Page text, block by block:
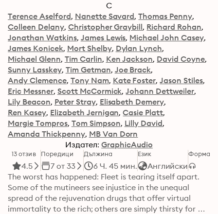
С
Terence Aselford Nanette Savard Thomas Penny
Colleen Delany Christopher Graybill Richard Rohan
Jonathan Watkins James Lewis Michael John Casey
James Konicek Mort Shelby Dylan Lynch
Michael Glenn Tim Carlin Ken Jackson David Coyne
Sunny Lasskey Tim Getman Joe Brack
Andy Clemence Tony Nam Kate Foster Jason Stiles
Eric Messner Scott McCormick Johann Dettweiler
Lily Beacon Peter Stray Elisabeth Demery
Ren Kasey Elizabeth Jernigan Casie Platt
Margie Tompros Tom Simpson Lilly David
Amanda Thickpenny MB Van Dorn
Издател: GraphicAudio
13 отзив
4.5
Поредици
7 от 33
Дължина
6 Ч. 45 мин.
Език
Английски
Формат
The worst has happened: Fleet is tearing itself apart.
Some of the mutineers see injustice in the unequal
spread of the rejuvenation drugs that offer virtual
immortality to the rich; others are simply thirsty for